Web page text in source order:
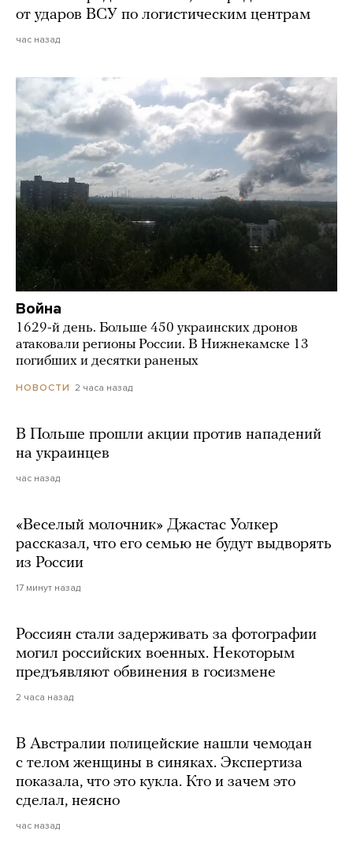
от ударов ВСУ по логистическим центрам
час назад
Война
1629-й день. Больше 450 украинских дронов
атаковали регионы России. В Нижнекамске 13
погибших и десятки раненых
НОВОСТИ 2 часа назад
В Польше прошли акции против нападений
на украинцев
час назад
«Веселый молочник» Джастас Уолкер
рассказал, что его семью не будут выдворять
из России
17 минут назад
Россиян стали задерживать за фотографии
могил российских военных. Некоторым
предъявляют обвинения в госизмене
2 часа назад
В Австралии полицейские нашли чемодан
с телом женщины в синяках. Экспертиза
показала, что это кукла. Кто и зачем это
сделал, неясно
час назад